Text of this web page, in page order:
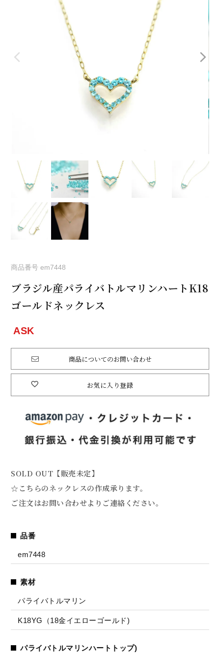
商品番号 em7448
ブラジル産パライバトルマリンハートK18
ゴールドネックレス
お気に入り登録
商品についてのお問い合わせ
SOLD OUT【販売未定】
☆こちらのネックレスの作成承ります。
ご注文はお問い合わせよりご連絡ください。
品番
em7448
素材
パライバトルマリン
K18YG（18金イエローゴールド)
パライバトルマリンハートトップ)